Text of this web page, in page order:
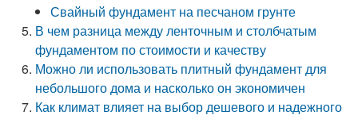
Свайный фундамент на песчаном грунте
В чем разница между ленточным и столбчатым
фундаментом по стоимости и качеству
Можно ли использовать плитный фундамент для
небольшого дома и насколько он экономичен
Как климат влияет на выбор дешевого и надежного